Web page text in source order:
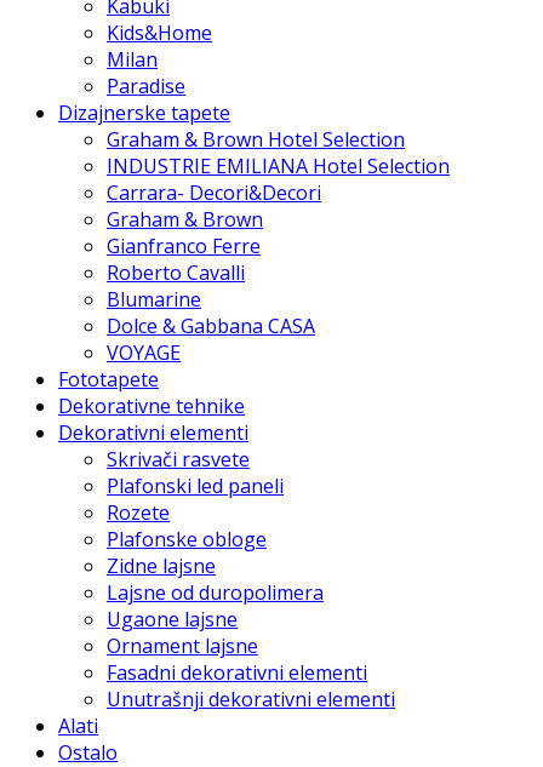
Kabuki
Kids&Home
Milan
Paradise
Dizajnerske tapete
Graham & Brown Hotel Selection
INDUSTRIE EMILIANA Hotel Selection
Carrara- Decori&Decori
Graham & Brown
Gianfranco Ferre
Roberto Cavalli
Blumarine
Dolce & Gabbana CASA
VOYAGE
Fototapete
Dekorativne tehnike
Dekorativni elementi
Skrivači rasvete
Plafonski led paneli
Rozete
Plafonske obloge
Zidne lajsne
Lajsne od duropolimera
Ugaone lajsne
Ornament lajsne
Fasadni dekorativni elementi
Unutrašnji dekorativni elementi
Alati
Ostalo